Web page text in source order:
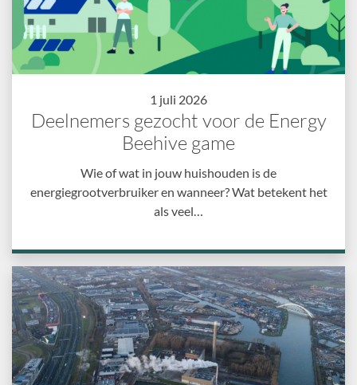
1 juli 2026
Deelnemers gezocht voor de Energy
Beehive game
Wie of wat in jouw huishouden is de
energiegrootverbruiker en wanneer? Wat betekent het
als veel…